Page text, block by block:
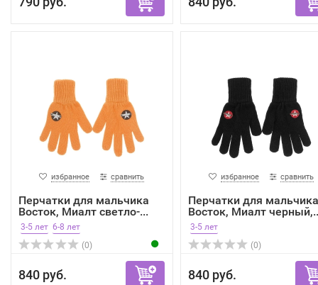
избранное сравнить
Перчатки для мальчика
Восток, Миалт светло-...
3-5 лет 6-8 лет
(0)
840 руб.
избранное сравнить
Перчатки для мальчика
Восток, Миалт
3-5 лет
(0)
840 руб.